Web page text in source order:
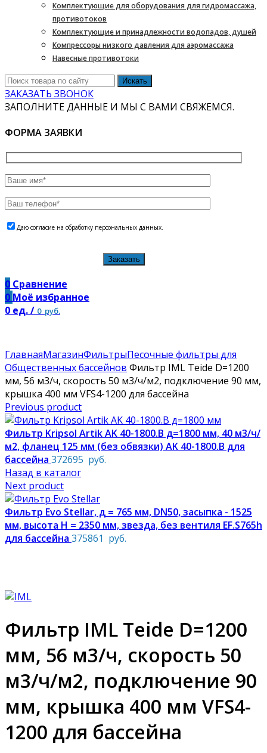
Комплектующие для оборудования для гидромассажа,
противотоков
Комплектующие и принадлежности водопадов, душей
Компрессоры низкого давления для аэромассажа
Навесные противотоки
Искать
ЗАКАЗАТЬ ЗВОНОК
ЗАПОЛНИТЕ ДАННЫЕ И МЫ С ВАМИ СВЯЖЕМСЯ.
ФОРМА ЗАЯВКИ
Даю согласие на обработку персональных данных.
Заказать
0 Сравнение
0 Моё избранное
0 ед./ 0 руб.
ГлавнаяМагазинФильтрыПесочные фильтры для
Общественных бассейнов Фильтр IML Teide D=1200
мм, 56 м3/ч, скорость 50 м3/ч/м2, подключение 90 мм,
крышка 400 мм VFS4-1200 для бассейна
Previous product
Фильтр Kripsol Artik AK 40-1800.В д=1800 мм, 40 м3/ч/
м2, фланец 125 мм (без обвязки) AK 40-1800.В для
бассейна 372695 руб.
Назад в каталог
Next product
Фильтр Evo Stellar, д = 765 мм, DN50, засыпка - 1525
мм, высота Н = 2350 мм, звезда, без вентиля EF.S765h
для бассейна 375861 руб.
Фильтр IML Teide D=1200
мм, 56 м3/ч, скорость 50
м3/ч/м2, подключение 90
мм, крышка 400 мм VFS4-
1200 для бассейна